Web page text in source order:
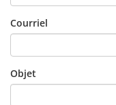
Courriel
Objet